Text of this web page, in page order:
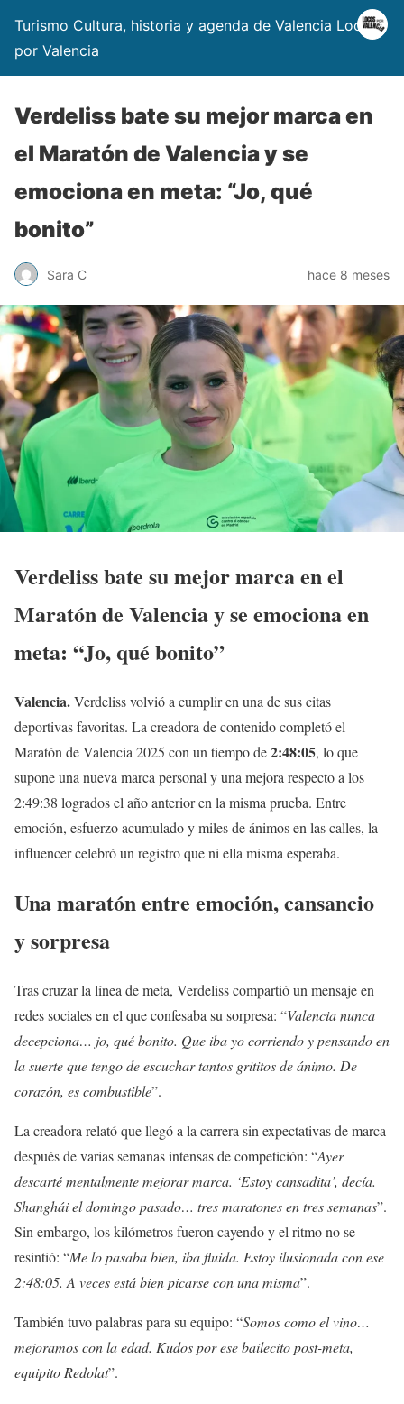
Turismo Cultura, historia y agenda de Valencia Locos
por Valencia
Verdeliss bate su mejor marca en
el Maratón de Valencia y se
emociona en meta: “Jo, qué
bonito”
Sara C hace 8 meses
Verdeliss bate su mejor marca en el
Maratón de Valencia y se emociona en
meta: “Jo, qué bonito”
Valencia.Verdeliss volvió a cumplir en una de sus citas
deportivas favoritas. La creadora de contenido completó el
Maratón de Valencia 2025 con un tiempo de2:48:05, lo que
supone una nueva marca personal y una mejora respecto a los
2:49:38 logrados el año anterior en la misma prueba. Entre
emoción, esfuerzo acumulado y miles de ánimos en las calles, la
influencer celebró un registro que ni ella misma esperaba.
Una maratón entre emoción, cansancio
y sorpresa
Tras cruzar la línea de meta, Verdeliss compartió un mensaje en
redes sociales en el que confesaba su sorpresa: “Valencia nunca
decepciona… jo, qué bonito. Que iba yo corriendo y pensando en
la suerte que tengo de escuchar tantos grititos de ánimo. De
corazón, es combustible”.
La creadora relató que llegó a la carrera sin expectativas de marca
después de varias semanas intensas de competición: “Ayer
descarté mentalmente mejorar marca. ‘Estoy cansadita’, decía.
Shanghái el domingo pasado… tres maratones en tres semanas”.
Sin embargo, los kilómetros fueron cayendo y el ritmo no se
resintió: “Me lo pasaba bien, iba fluida. Estoy ilusionada con ese
2:48:05. A veces está bien picarse con una misma”.
También tuvo palabras para su equipo: “Somos como el vino…
mejoramos con la edad. Kudos por ese bailecito post-meta,
equipito Redolat”.